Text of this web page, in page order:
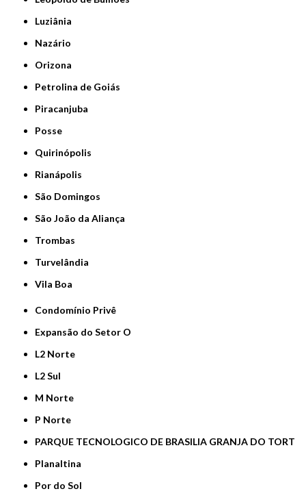
Luziânia
Nazário
Orizona
Petrolina de Goiás
Piracanjuba
Posse
Quirinópolis
Rianápolis
São Domingos
São João da Aliança
Trombas
Turvelândia
Vila Boa
Condomínio Privê
Expansão do Setor O
L2 Norte
L2 Sul
M Norte
P Norte
PARQUE TECNOLOGICO DE BRASILIA GRANJA DO TORT
Planaltina
Por do Sol